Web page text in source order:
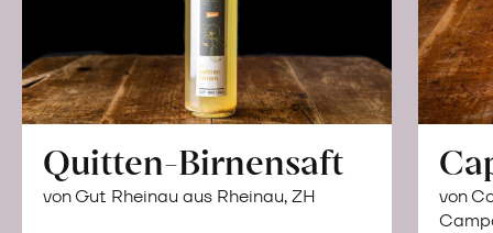
Quitten-Birnensaft
von Gut Rheinau aus Rheinau, ZH
von